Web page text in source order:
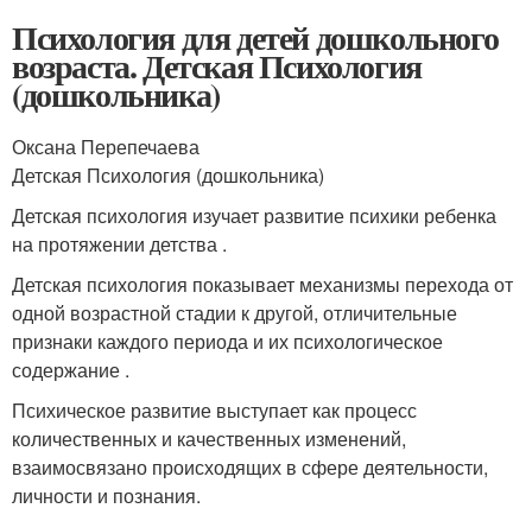
Психология для детей дошкольного
возраста. Детская Психология
(дошкольника)
Оксана Перепечаева
Детская Психология (дошкольника)
Детская психология изучает развитие психики ребенка
на протяжении детства .
Детская психология показывает механизмы перехода от
одной возрастной стадии к другой, отличительные
признаки каждого периода и их психологическое
содержание .
Психическое развитие выступает как процесс
количественных и качественных изменений,
взаимосвязано происходящих в сфере деятельности,
личности и познания.